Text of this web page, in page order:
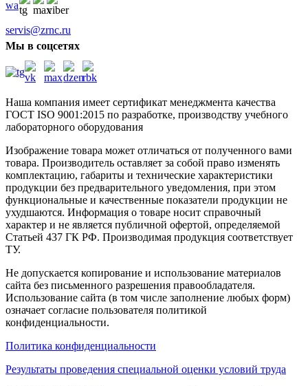
servis@zrnc.ru
Мы в соцсетях
Наша компания имеет сертификат менеджмента качества
ГОСТ ISO 9001:2015 по разработке, производству учебного
лабораторного оборудования
Изображение товара может отличаться от полученного вами
товара. Производитель оставляет за собой право изменять
комплектацию, габариты и технические характеристики
продукции без предварительного уведомления, при этом
функциональные и качественные показатели продукции не
ухудшаются. Информация о товаре носит справочный
характер и не является публичной офертой, определяемой
Статьей 437 ГК РФ. Производимая продукция соответствует
ТУ.
Не допускается копирование и использование материалов
сайта без письменного разрешения правообладателя.
Использование сайта (в том числе заполнение любых форм)
означает согласие пользователя политикой
конфиденциальности.
Политика конфиденциальности
Результаты проведения специальной оценки условий труда